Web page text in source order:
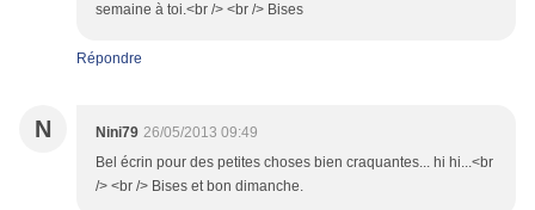
semaine à toi.<br /> <br /> Bises
Répondre
N Nini79 26/05/2013 09:49
Bel écrin pour des petites choses bien craquantes... hi hi...<br
/> <br /> Bises et bon dimanche.